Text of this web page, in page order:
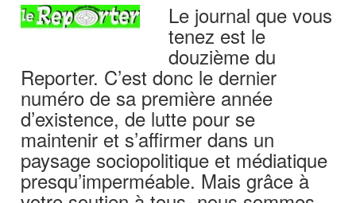
Le journal que vous
tenez est le
douzième du
Reporter. C’est donc le dernier
numéro de sa première année
d’existence, de lutte pour se
maintenir et s’affirmer dans un
paysage sociopolitique et médiatique
presqu’imperméable. Mais grâce à